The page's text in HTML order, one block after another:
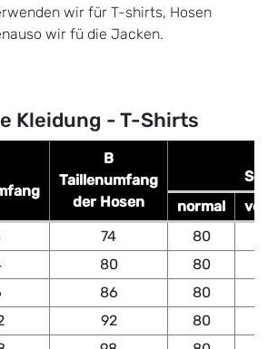
wir für T-shirts, Hosen
wir fü die Jacken.
Kleidung - T-Shirts
B
Taillenumfang
der Hosen
normal
74
80
80
80
86
80
92
80